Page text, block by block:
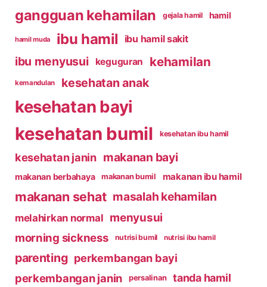
gangguan kehamilan gejala hamil hamil
hamil muda ibu hamil ibu hamil sakit
ibu menyusui keguguran kehamilan
kemandulan kesehatan anak
kesehatan bayi
kesehatan bumil kesehatan ibu hamil
kesehatan janin makanan bayi
makanan berbahaya makanan bumil makanan ibu hamil
makanan sehat masalah kehamilan
melahirkan normal menyusui
morning sickness nutrisi bumil nutrisi ibu hamil
parenting perkembangan bayi
perkembangan janin
persalinan tanda hamil